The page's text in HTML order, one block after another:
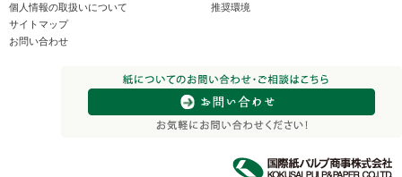
個人情報の取扱いについて
サイトマップ
お問い合わせ
推奨環境